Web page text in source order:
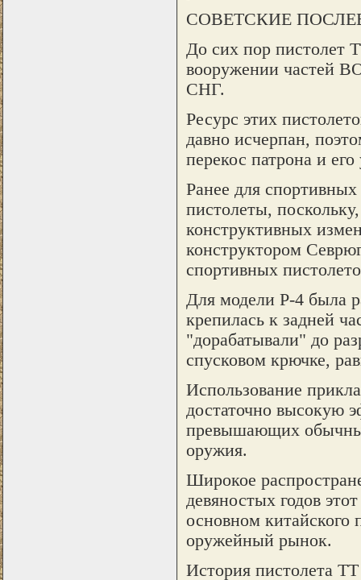
СОВЕТСКИЕ
До сих пор пистолет
вооружении частей
СНГ.
Ресурс этих
давно исчерпан,
перекос патрона и
Ранее для
пистолеты,
конструктивных
конструктором
спортивных
Для модели Р-4 была
крепилась к задней
"дорабатывали" до
спусковом крючке,
Использование
достаточно высокую
превышающих
оружия.
Широкое
девяностых годов
основном китайского
оружейный рынок.
История пистолета